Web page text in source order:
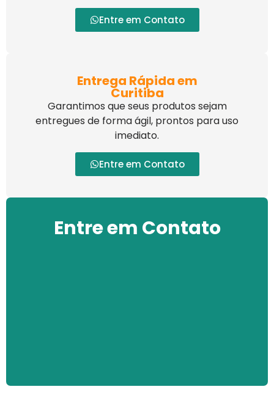
Entre em Contato
Entrega Rápida em
Curitiba
Garantimos que seus produtos sejam
entregues de forma ágil, prontos para uso
imediato.
Entre em Contato
Entre em Contato